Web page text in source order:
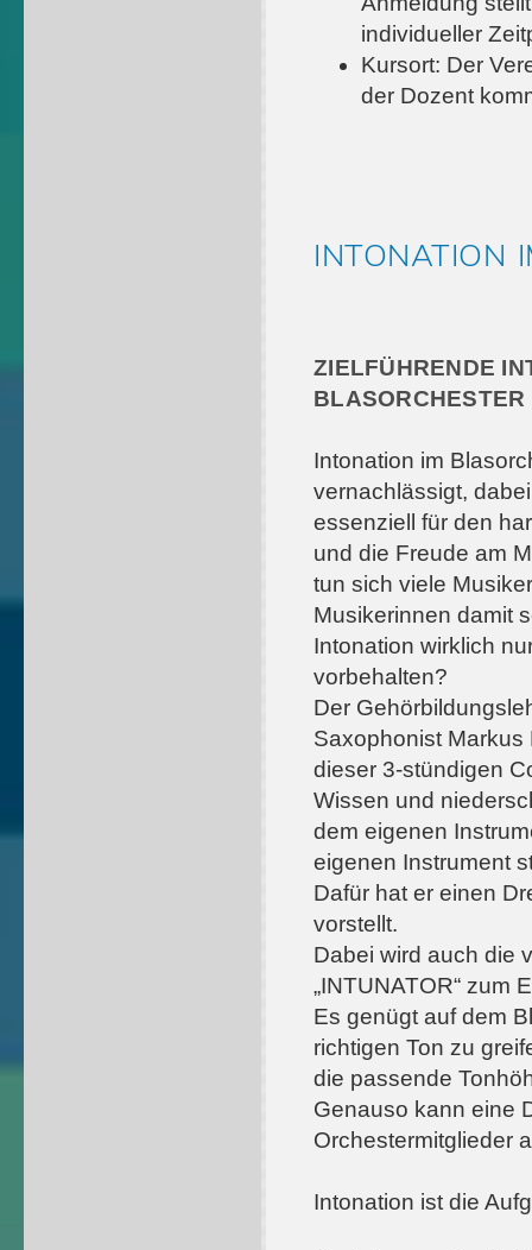
individueller
Kursort: Der
der Dozent
INTONATION
ZIELFÜHRENDE
BLASORCHESTER
Intonation im
vernachlässigt,
essenziell für den
und die Freude am
tun sich viele
Musikerinnen damit
Intonation wirklich
vorbehalten?
Der
Saxophonist Markus
dieser 3-stündigen
Wissen und
dem eigenen
eigenen Instrument
Dafür hat er einen
vorstellt.
Dabei wird auch die
„INTUNATOR“ zum
Es genügt auf dem
richtigen Ton zu
die passende
Genauso kann eine
Orchestermitglieder
Intonation ist die